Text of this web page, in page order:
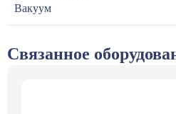
Вакуум
Связанное